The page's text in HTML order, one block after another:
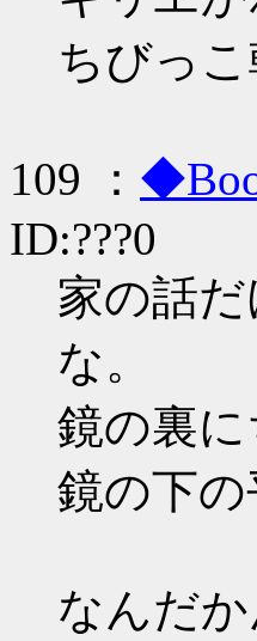
ちびっ
109 ：
ID:???0
家の話
な。
鏡の裏
鏡の下
なんだ